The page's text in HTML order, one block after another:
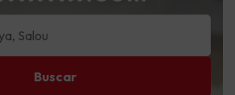
Buscar